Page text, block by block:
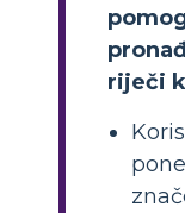
riječi